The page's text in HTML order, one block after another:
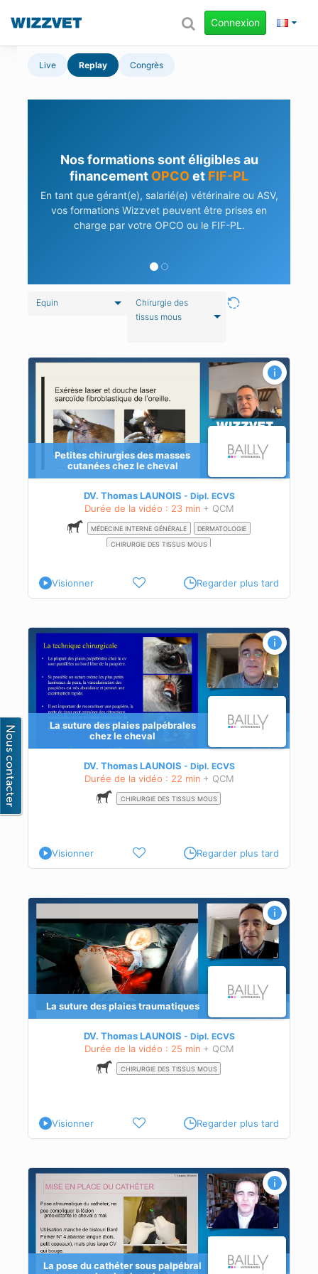
Connexion
Live Replay Congrès
Nos formations sont éligibles au
financement OPCOet FIF-PL
En tant que gérant(e), salarié(e) vétérinaire ou ASV,
vos formations Wizzvet peuvent être prises en
charge par votre OPCO ou le FIF-PL.
Equin
Chirurgie des
tissus mous
Petites chirurgies des masses
cutanées chez le cheval
DV. Thomas LAUNOIS Dipl. ECVS
Durée de la vidéo : 23 min + QCM
MÉDECINE INTERNE GÉNÉRALE
DERMATOLOGIE
CHIRURGIE DES TISSUS MOUS
Visionner Regarder plus tard
La suture des plaies palpébrales
chez le cheval
DV. Thomas LAUNOIS Dipl. ECVS
Durée de la vidéo : 22 min + QCM
CHIRURGIE DES TISSUS MOUS
Visionner Regarder plus tard
La suture des plaies traumatiques
DV. Thomas LAUNOIS Dipl. ECVS
Durée de la vidéo : 25 min + QCM
CHIRURGIE DES TISSUS MOUS
Visionner Regarder plus tard
La pose du cathéter sous palpébral